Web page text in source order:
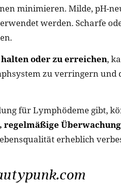
minimieren. Milde, pH-
werden. Scharfe
oder zu erreichen,
zu verringern und
für Lymphödeme gibt,
erheblich